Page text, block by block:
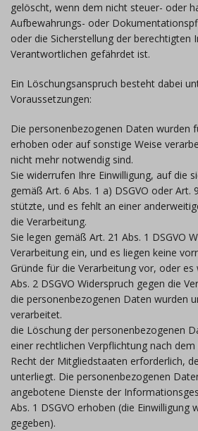
gelöscht, wenn dem nicht steuer- oder
Aufbewahrungs- oder
oder die Sicherstellung der berechtigten
Verantwortlichen gefährdet ist.
Ein Löschungsanspruch besteht dabei
Voraussetzungen:
Die personenbezogenen Daten wurden
erhoben oder auf sonstige Weise
nicht mehr notwendig sind.
Sie widerrufen Ihre Einwilligung, auf die
gemäß Art. 6 Abs. 1 a) DSGVO oder Art.
stützte, und es fehlt an einer
die Verarbeitung.
Sie legen gemäß Art. 21 Abs. 1 DSGVO
Verarbeitung ein, und es liegen keine
Gründe für die Verarbeitung vor, oder es
Abs. 2 DSGVO Widerspruch gegen die
die personenbezogenen Daten wurden
verarbeitet.
die Löschung der personenbezogenen
einer rechtlichen Verpflichtung nach
Recht der Mitgliedstaaten erforderlich,
unterliegt. Die personenbezogenen
angebotene Dienste der
Abs. 1 DSGVO erhoben (die Einwilligung
gegeben).